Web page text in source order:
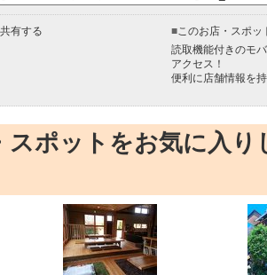
有する ■このお店・スポッ
読取機能付きのモ
アクセス！
便利に店舗情報を
スポットをお気に入